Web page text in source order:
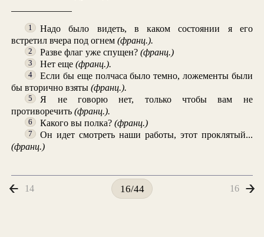
1
Надо было видеть, в каком состоянии я его
встретил вчера под огнем(франц.).
2 Разве флаг уже спущен?(франц.)
3 Нет еще(франц.).
4
Если бы еще полчаса было темно, ложементы были
бы вторично взяты(франц.).
5
Я не говорю нет, только чтобы вам не
противоречить(франц.).
6 Какого вы полка?(франц.)
7
Он идет смотреть наши работы, этот проклятый...
(франц.)
14 16/44 16